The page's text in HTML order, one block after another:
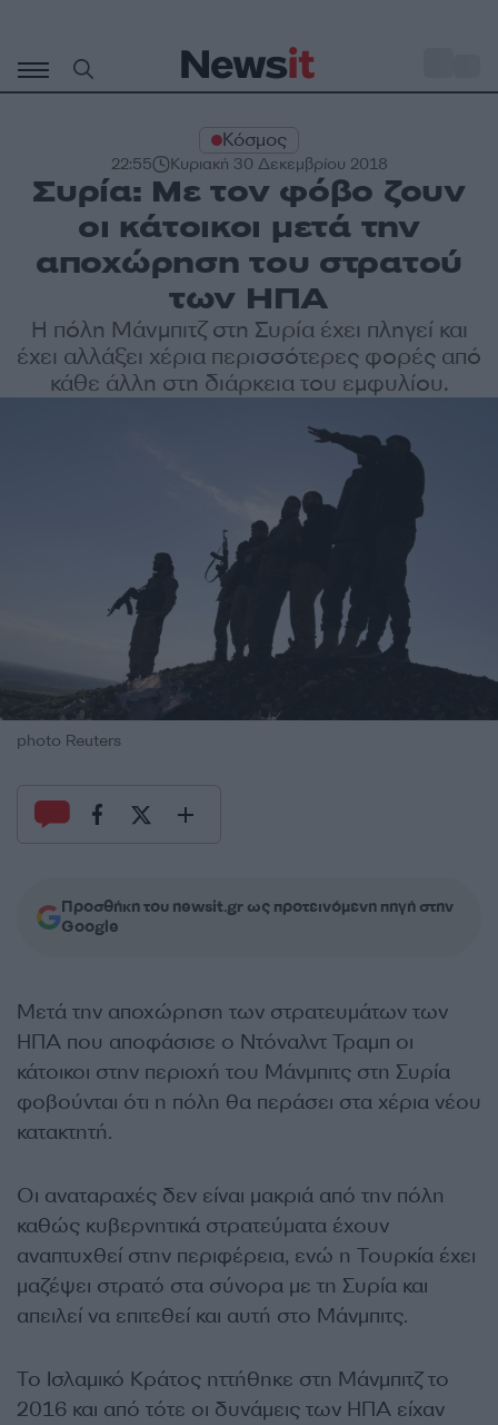
περιεχόμενο
Κόσμος
22:55 Κυριακή 30 Δεκεμβρίου 2018
Συρία: Με τον φόβο ζουν
οι κάτοικοι μετά την
αποχώρηση του στρατού
των ΗΠΑ
Η πόλη Μάνμπιτζ στη Συρία έχει πληγεί και
έχει αλλάξει χέρια περισσότερες φορές από
κάθε άλλη στη διάρκεια του εμφυλίου.
photo Reuters
Προσθήκη του newsit.gr ως προτεινόμενη πηγή στην
Google
Μετά την αποχώρηση των στρατευμάτων των
ΗΠΑ που αποφάσισε ο Ντόναλντ Τραμπ οι
κάτοικοι στην περιοχή του Μάνμπιτς στη Συρία
φοβούνται ότι η πόλη θα περάσει στα χέρια νέου
κατακτητή.
Οι αναταραχές δεν είναι μακριά από την πόλη
καθώς κυβερνητικά στρατεύματα έχουν
αναπτυχθεί στην περιφέρεια, ενώ η Τουρκία έχει
μαζέψει στρατό στα σύνορα με τη Συρία και
απειλεί να επιτεθεί και αυτή στο Μάνμπιτς.
Το Ισλαμικό Κράτος ηττήθηκε στη Μάνμπιτζ το
2016 και από τότε οι δυνάμεις των ΗΠΑ είχαν